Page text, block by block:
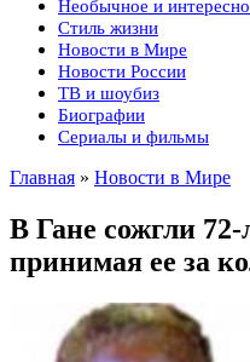
Необычное и
Стиль жизни
Новости в Мире
Новости России
ТВ и шоубиз
Биографии
Сериалы и фильмы
Главная » Новости в Мире
В Гане сожгли
принимая ее за